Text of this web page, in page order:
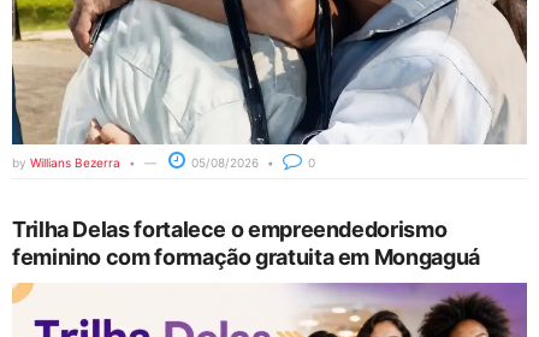
by Willians Bezerra 05/08/2026 0
Trilha Delas fortalece o empreendedorismo
feminino com formação gratuita em Mongaguá